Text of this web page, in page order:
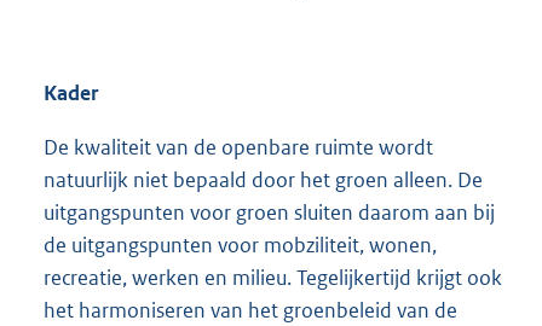
Kader
De kwaliteit van de openbare ruimte wordt
natuurlijk niet bepaald door het groen alleen. De
uitgangspunten voor groen sluiten daarom aan bij
de uitgangspunten voor mobziliteit, wonen,
recreatie, werken en milieu. Tegelijkertijd krijgt ook
het harmoniseren van het groenbeleid van de